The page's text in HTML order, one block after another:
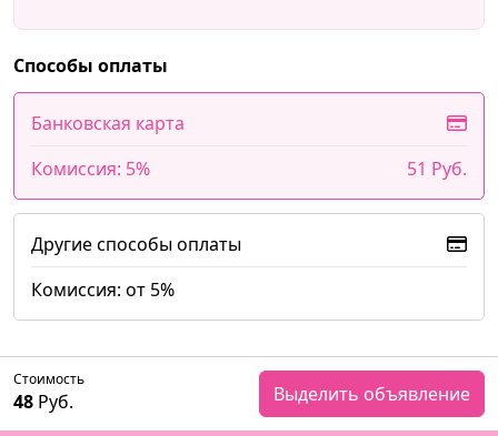
Способы оплаты
Банковская карта
Комиссия: 5%
51 Руб.
Другие способы оплаты
Комиссия: от 5%
Стоимость
48 Руб. Выделить объявление